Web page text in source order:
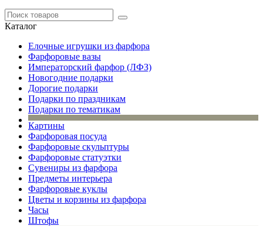
Каталог
Елочные игрушки из фарфора
Фарфоровые вазы
Императорский фарфор (ЛФЗ)
Новогодние подарки
Дорогие подарки
Подарки по праздникам
Подарки по тематикам
Картины
Фарфоровая посуда
Фарфоровые скульптуры
Фарфоровые статуэтки
Сувениры из фарфора
Предметы интерьера
Фарфоровые куклы
Цветы и корзины из фарфора
Часы
Штофы